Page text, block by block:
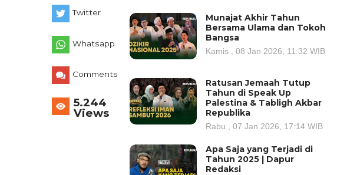
Twitter
Whatsapp
Comments
5.244
Views
Munajat Akhir Tahun
Bersama Ulama dan Tokoh
Bangsa
Kamis , 08 Jan 2026, 11:32 WIB
Ratusan Jemaah Tutup
Tahun di Speak Up
Palestina & Tabligh Akbar
Republika
Rabu , 07 Jan 2026, 17:14 WIB
Apa Saja yang Terjadi di
Tahun 2025 | Dapur
Redaksi